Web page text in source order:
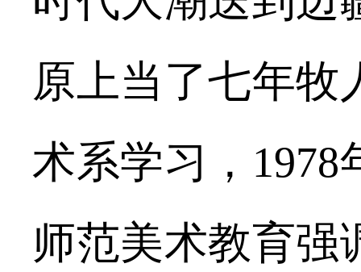
原上当了七年牧
术系学习，
师范美术教育强